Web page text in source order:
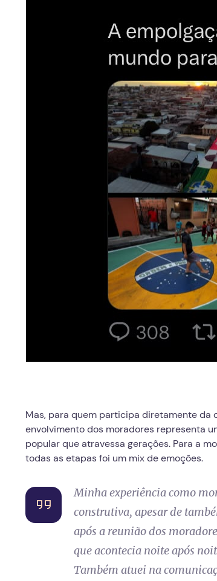
Mas, para quem participa diretamente da
envolvimento dos moradores representa
popular que atravessa gerações. Para a
todas as etapas foi um mix de emoções.
Minha experiência como
construtiva, apesar de
após a reunião dos
que acontecia noite após
Também atuei na